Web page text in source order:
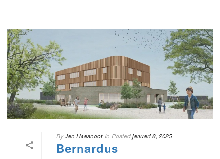
ByJan Haasnoot In Postedjanuari 8, 2025
Bernardus